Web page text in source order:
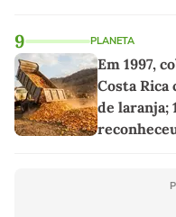
9 PLANETA
Em 1997,
Costa Rica
de laranja;